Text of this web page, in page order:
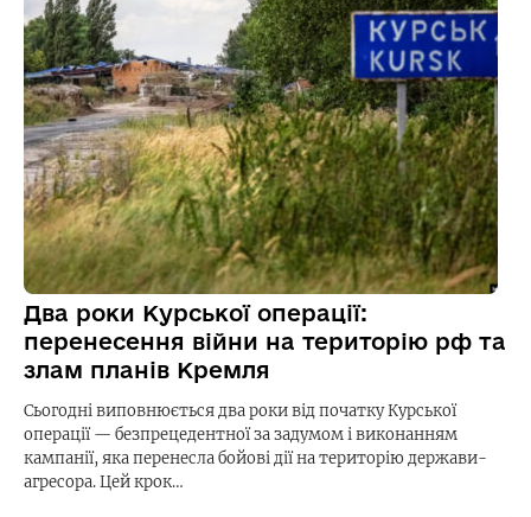
Два роки Курської операції:
перенесення війни на територію рф та
злам планів Кремля
Сьогодні виповнюється два роки від початку Курської
операції — безпрецедентної за задумом і виконанням
кампанії, яка перенесла бойові дії на територію держави-
агресора. Цей крок…